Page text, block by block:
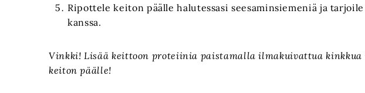
Ripottele keiton päälle halutessasi seesaminsiemeniä ja
kanssa.
Vinkki! Lisää keittoon proteiinia paistamalla ilmakuivattua kinkkua
keiton päälle!